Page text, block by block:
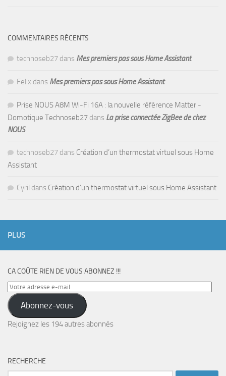
COMMENTAIRES RÉCENTS
technoseb27 dans Mes premiers pas sous Home Assistant
Felix dans Mes premiers pas sous Home Assistant
Prise NOUS A8M Wi-Fi 16A : la nouvelle référence Matter -
Domotique Technoseb27 dans La prise connectée ZigBee de chez
NOUS
technoseb27 dans Création d’un thermostat virtuel sous Home
Assistant
Cyril dans Création d’un thermostat virtuel sous Home Assistant
PLUS
CA COÛTE RIEN DE VOUS ABONNEZ !!!
Votre
adresse
e-
mail
Abonnez-vous
Rejoignez les 194 autres abonnés
RECHERCHE